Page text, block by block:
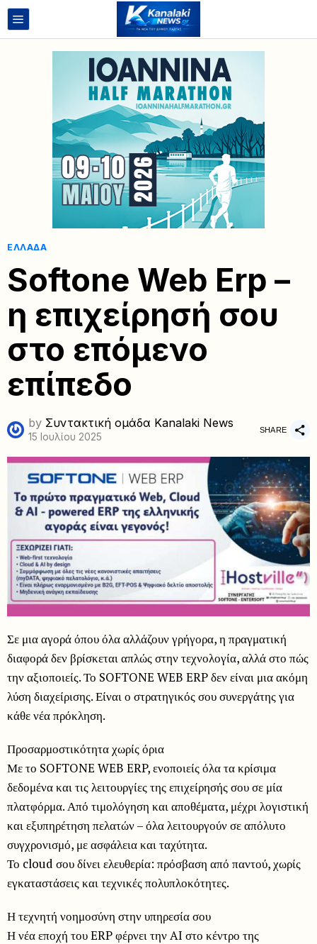
ΕΛΛΆΔΑ
Softone Web Erp –
η επιχείρησή σου
στο επόμενο
επίπεδο
by Συντακτική ομάδα Kanalaki News
15 Ιουλίου 2025
SHARE
Σε μια αγορά όπου όλα αλλάζουν γρήγορα, η πραγματική
διαφορά δεν βρίσκεται απλώς στην τεχνολογία, αλλά στο πώς
την αξιοποιείς. Το SOFTONE WEB ERP δεν είναι μια ακόμη
λύση διαχείρισης. Είναι ο στρατηγικός σου συνεργάτης για
κάθε νέα πρόκληση.
Προσαρμοστικότητα χωρίς όρια
Με το SOFTONE WEB ERP, ενοποιείς όλα τα κρίσιμα
δεδομένα και τις λειτουργίες της επιχείρησής σου σε μία
πλατφόρμα. Από τιμολόγηση και αποθέματα, μέχρι λογιστική
και εξυπηρέτηση πελατών – όλα λειτουργούν σε απόλυτο
συγχρονισμό, με ασφάλεια και ταχύτητα.
Το cloud σου δίνει ελευθερία: πρόσβαση από παντού, χωρίς
εγκαταστάσεις και τεχνικές πολυπλοκότητες.
Η τεχνητή νοημοσύνη στην υπηρεσία σου
Η νέα εποχή του ERP φέρνει την AI στο κέντρο της